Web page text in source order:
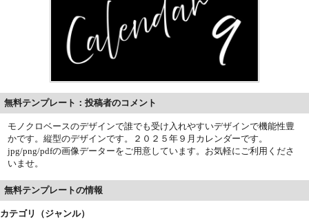
無料テンプレート：投稿者のコメント
モノクロベースのデザインで誰でも受け入れやすいデザインで機能性豊
かです。縦型のデザインです。２０２５年９月カレンダーです。
jpg/png/pdfの画像データーをご用意しています。お気軽にご利用くださ
いませ。
無料テンプレートの情報
カテゴリ（ジャンル）